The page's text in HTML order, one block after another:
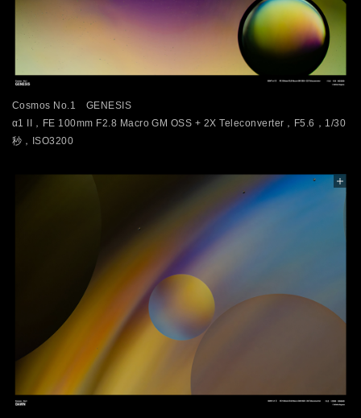
Cosmos No.1 GENESIS
α1 II，FE 100mm F2.8 Macro GM OSS + 2X Teleconverter，F5.6，1/30
秒，ISO3200